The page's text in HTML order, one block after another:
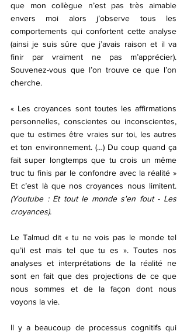
que mon collègue n’est pas très aimable
envers moi alors j’observe tous les
comportements qui confortent cette analyse
(ainsi je suis sûre que j’avais raison et il va
finir par vraiment ne pas m’apprécier).
Souvenez-vous que l’on trouve ce que l’on
cherche.
« Les croyances sont toutes les affirmations
personnelles, conscientes ou inconscientes,
que tu estimes être vraies sur toi, les autres
et ton environnement. (…) Du coup quand ça
fait super longtemps que tu crois un même
truc tu finis par le confondre avec la réalité »
(Youtube : Et tout le monde s'en fout - Les
croyances).
Le Talmud dit « tu ne vois pas le monde tel
qu’il est mais tel que tu es ». Toutes nos
analyses et interprétations de la réalité ne
sont en fait que des projections de ce que
nous sommes et de la façon dont nous
voyons la vie.
Il y a beaucoup de processus cognitifs qui